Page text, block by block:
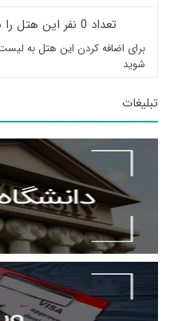
تعداد 0 نفر این هتل را به لیست خود اضافه کرده‌اند
برای اضافه کردن این هتل به
شوید
تبلیغات